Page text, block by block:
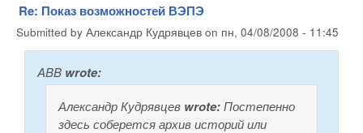
Re: Показ возможностей ВЭПЭ
Submitted by Александр Кудрявцев on пн, 04/08/2008 - 11:45
ABB wrote:
Александр Кудрявцев wrote:Постепенно
здесь соберется архив историй или